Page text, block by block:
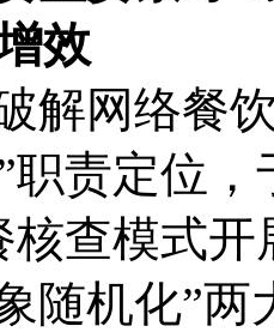
效
解网络餐
职责定位
核查模式
随机化”